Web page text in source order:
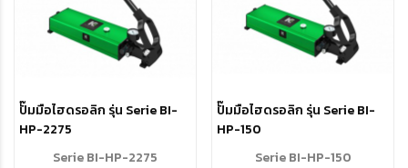
ปั๊มมือไฮดรอลิก รุ่น Serie BI-
HP-2275
Serie BI-HP-2275
ปั๊มมือไฮดรอลิก รุ่น Serie BI-
HP-150
Serie BI-HP-150